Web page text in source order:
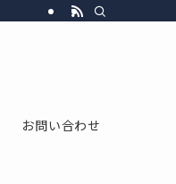
お問い合わせ